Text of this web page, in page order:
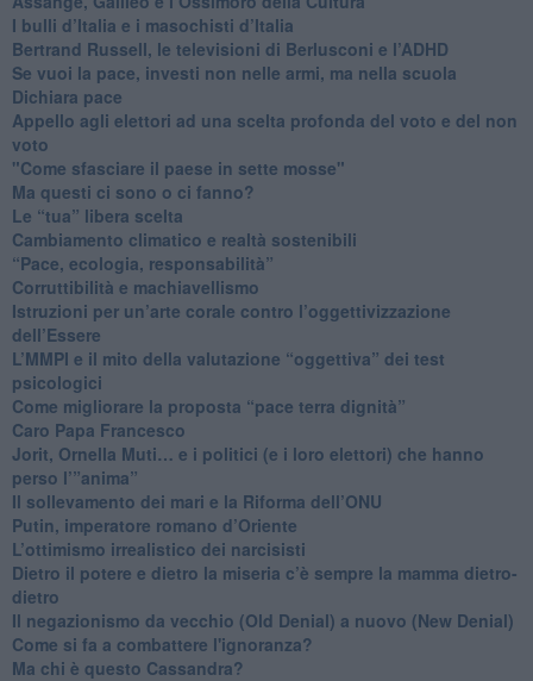
​I bulli d’Italia e i masochisti d’Italia
​Bertrand Russell, le televisioni di Berlusconi e l’ADHD
​Se vuoi la pace, investi non nelle armi, ma nella scuola
​Dichiara pace
​Appello agli elettori ad una scelta profonda del voto e del non
voto
"Come sfasciare il paese in sette mosse"
​Ma questi ci sono o ci fanno?
​Le “tua” libera scelta
Cambiamento climatico e realtà sostenibili
“Pace, ecologia, responsabilità”
​Corruttibilità e machiavellismo
Istruzioni per un’arte corale contro l’oggettivizzazione
dell’Essere
​L’MMPI e il mito della valutazione “oggettiva” dei test
psicologici
Come migliorare la proposta “pace terra dignità”
Caro Papa Francesco
​Jorit, Ornella Muti… e i politici (e i loro elettori) che hanno
perso l’”anima”
​Il sollevamento dei mari e la Riforma dell’ONU
Putin, imperatore romano d’Oriente
​L’ottimismo irrealistico dei narcisisti
​Dietro il potere e dietro la miseria c’è sempre la mamma dietro-
dietro
Il negazionismo da vecchio (Old Denial) a nuovo (New Denial)
Come si fa a combattere l'ignoranza?
Ma chi è questo Cassandra?